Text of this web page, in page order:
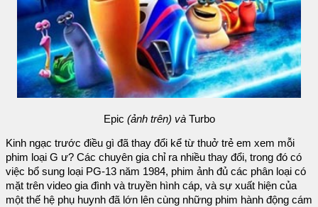
Epic (ảnh trên) vàTurbo
Kinh ngạc trước điều gì đã thay đổi kể từ thuở trẻ em xem mỗi
phim loại G ư? Các chuyên gia chỉ ra nhiều thay đổi, trong đó có
việc bổ sung loại PG-13 năm 1984, phim ảnh đủ các phân loại có
mặt trên video gia đình và truyền hình cáp, và sự xuất hiện của
một thế hệ phụ huynh đã lớn lên cùng những phim hành động cám